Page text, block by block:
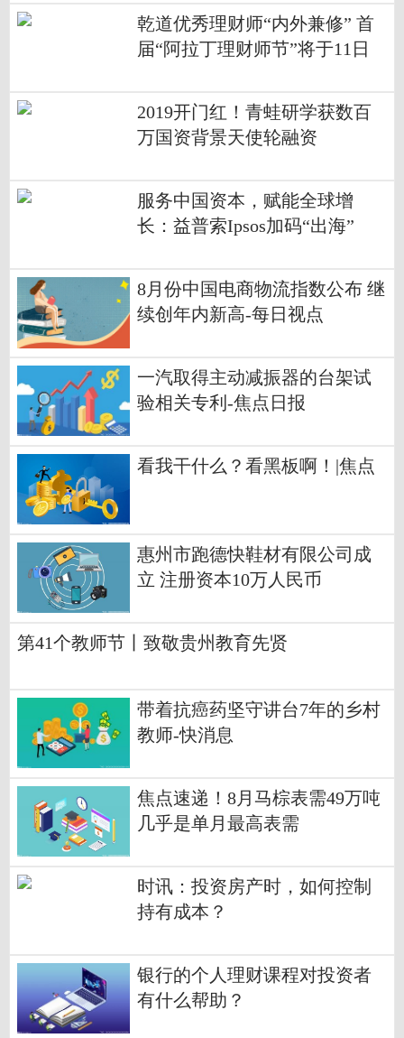
乾道优秀理财师“内外兼修” 首
届“阿拉丁理财师节”将于11日
2019开门红！青蛙研学获数百
万国资背景天使轮融资
服务中国资本，赋能全球增
长：益普索Ipsos加码“出海”
8月份中国电商物流指数公布 继
续创年内新高-每日视点
一汽取得主动减振器的台架试
验相关专利-焦点日报
看我干什么？看黑板啊！|焦点
惠州市跑德快鞋材有限公司成
立 注册资本10万人民币
第41个教师节丨致敬贵州教育先贤
带着抗癌药坚守讲台7年的乡村
教师-快消息
焦点速递！8月马棕表需49万吨
几乎是单月最高表需
时讯：投资房产时，如何控制
持有成本？
银行的个人理财课程对投资者
有什么帮助？